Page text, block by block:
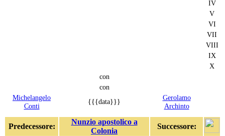
IV
V
VI
VII
VIII
IX
X
con
con
Michelangelo
Conti
{{{data}}}
Gerolamo
Archinto
Predecessore:
Nunzio apostolico a
Colonia
Successore: